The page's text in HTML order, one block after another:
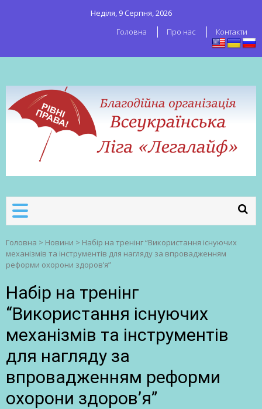
Неділя, 9 Серпня, 2026
Головна
Про нас Контакти
робітників
Головна > Новини > Набір на тренінг “Використання існуючих
механізмів та інструментів для нагляду за впровадженням
реформи охорони здоров’я”
Набір на тренінг
“Використання існуючих
механізмів та інструментів
для нагляду за
впровадженням реформи
охорони здоров’я”